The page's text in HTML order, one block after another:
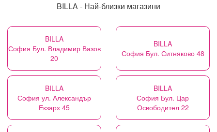
BILLA - Най-близки магазини
BILLA
София Бул. Владимир Вазов
20
BILLA
София Бул. Ситняково 48
BILLA
София ул. Александър
Екзарх 45
BILLA
София Бул. Цар
Освободител 22